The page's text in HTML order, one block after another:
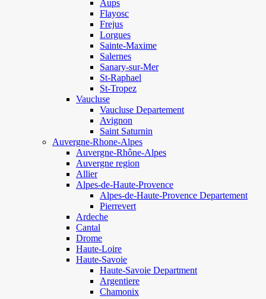
Aups
Flayosc
Frejus
Lorgues
Sainte-Maxime
Salernes
Sanary-sur-Mer
St-Raphael
St-Tropez
Vaucluse
Vaucluse Departement
Avignon
Saint Saturnin
Auvergne-Rhone-Alpes
Auvergne-Rhône-Alpes
Auvergne region
Allier
Alpes-de-Haute-Provence
Alpes-de-Haute-Provence Departement
Pierrevert
Ardeche
Cantal
Drome
Haute-Loire
Haute-Savoie
Haute-Savoie Department
Argentiere
Chamonix